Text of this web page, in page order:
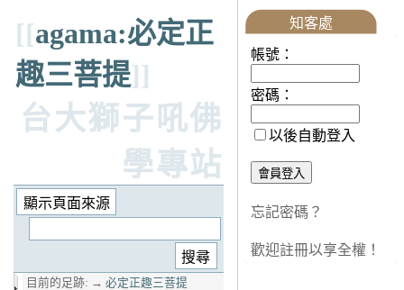
[[agama:必定正
趣三菩提]]
台大獅子吼佛
學專站
目前的足跡: → 必定正趣三菩提
知客處
帳號：
密碼：
以後自動登入
忘記密碼？
歡迎註冊以享全權！